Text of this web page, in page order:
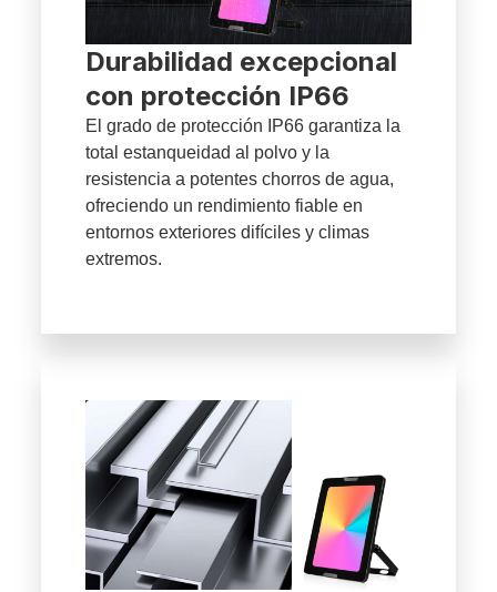
Durabilidad excepcional
con protección IP66
El grado de protección IP66 garantiza la
total estanqueidad al polvo y la
resistencia a potentes chorros de agua,
ofreciendo un rendimiento fiable en
entornos exteriores difíciles y climas
extremos.